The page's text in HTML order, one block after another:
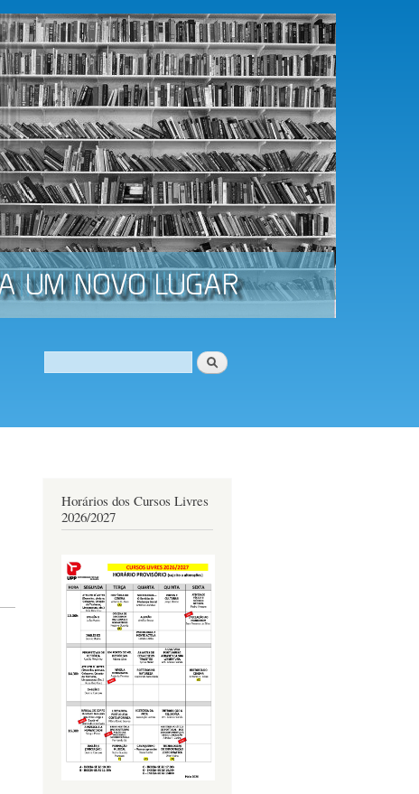
Formulário de procura
Procurar
Horários dos Cursos Livres
2026/2027